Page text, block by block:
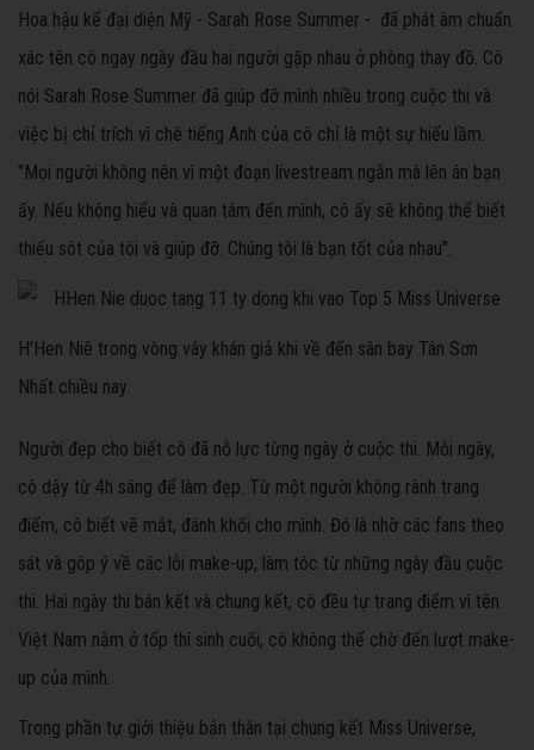
Hoa hậu kể đại diện Mỹ - Sarah Rose Summer - đã phát âm chuẩn
xác tên cô ngay ngày đầu hai người gặp nhau ở phòng thay đồ. Cô
nói Sarah Rose Summer đã giúp đỡ mình nhiều trong cuộc thi và
việc bị chỉ trích vì chê tiếng Anh của cô chỉ là một sự hiểu lầm.
"Mọi người không nên vì một đoạn livestream ngắn mà lên án bạn
ấy. Nếu không hiểu và quan tâm đến mình, cô ấy sẽ không thể biết
thiếu sót của tôi và giúp đỡ. Chúng tôi là bạn tốt của nhau".
H'Hen Niê trong vòng vây khán giả khi về đến sân bay Tân Sơn
Nhất chiều nay.
Người đẹp cho biết cô đã nỗ lực từng ngày ở cuộc thi. Mỗi ngày,
cô dậy từ 4h sáng để làm đẹp. Từ một người không rành trang
điểm, cô biết vẽ mắt, đánh khối cho mình. Đó là nhờ các fans theo
sát và góp ý về các lỗi make-up, làm tóc từ những ngày đầu cuộc
thi. Hai ngày thi bán kết và chung kết, cô đều tự trang điểm vì tên
Việt Nam nằm ở tốp thí sinh cuối, cô không thể chờ đến lượt make-
up của mình.
Trong phần tự giới thiệu bản thân tại chung kết Miss Universe,